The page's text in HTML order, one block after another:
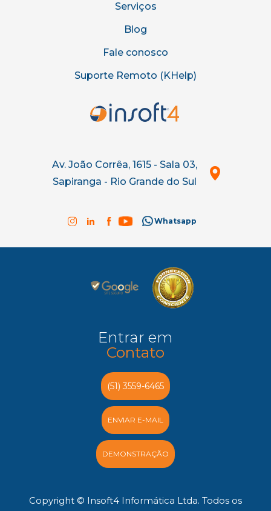
Serviços
Blog
Fale conosco
Suporte Remoto (KHelp)
Av. João Corrêa, 1615 - Sala 03,
Sapiranga - Rio Grande do Sul
Whatsapp
Entrar em
Contato
(51) 3559-6465
ENVIAR E-MAIL
DEMONSTRAÇÃO
Copyright © Insoft4 Informática Ltda. Todos os